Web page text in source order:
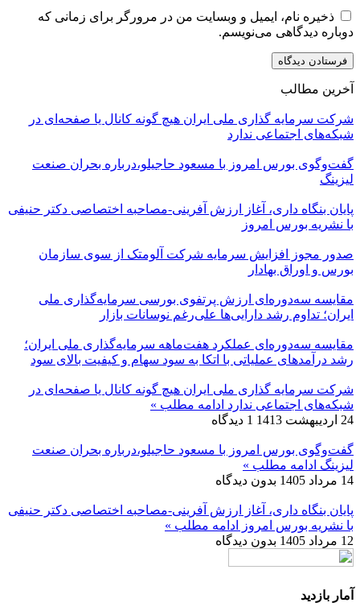
ذخیره نام، ایمیل و وبسایت من در مرورگر برای زمانی که
دوباره دیدگاهی می‌نویسم.
آخرین مطالب
شرکت سرمایه گذاری ملی ایران هیچ گونه کانال یا صفحه‌ای در
شبکه‌های اجتماعی ندارد
گفت‌وگوی بورس امروز با مسعود حاجیلو،درباره بحران صنعت
لیزینگ
پایان بنگاه داری، آغاز ارزش آفرینی-مصاحبه اختصاصی دکتر حنیفی
با نشریه بورس امروز
صدور مجوز افزایش سرمایه شرکت آلومتک از سوی سازمان
بورس و اوراق بهادار
مقایسه سه‌دوره‌ای ارزش پرتفوی بورسی سرمایه‌گذاری ملی
ایران؛ تداوم رشد دارایی‌ها علی‌رغم نوسانات بازار
مقایسه سه‌دوره‌ای عملکرد هفت‌ماهه سرمایه‌گذاری ملی ایران؛
رشد درآمدهای عملیاتی با اتکا به سود سهام و کیفیت بالای سود
شرکت سرمایه گذاری ملی ایران هیچ گونه کانال یا صفحه‌ای در
شبکه‌های اجتماعی ندارد ادامه مطلب »
24 اردیبهشت 1413
1 دیدگاه
گفت‌وگوی بورس امروز با مسعود حاجیلو،درباره بحران صنعت
لیزینگ ادامه مطلب »
14 مرداد 1405
بدون دیدگاه
پایان بنگاه داری، آغاز ارزش آفرینی-مصاحبه اختصاصی دکتر حنیفی
با نشریه بورس امروز
ادامه مطلب »
12 مرداد 1405
بدون دیدگاه
آمار بازدید